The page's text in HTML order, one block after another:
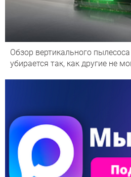
Обзор вертикального пылесоса
убирается так, как другие не